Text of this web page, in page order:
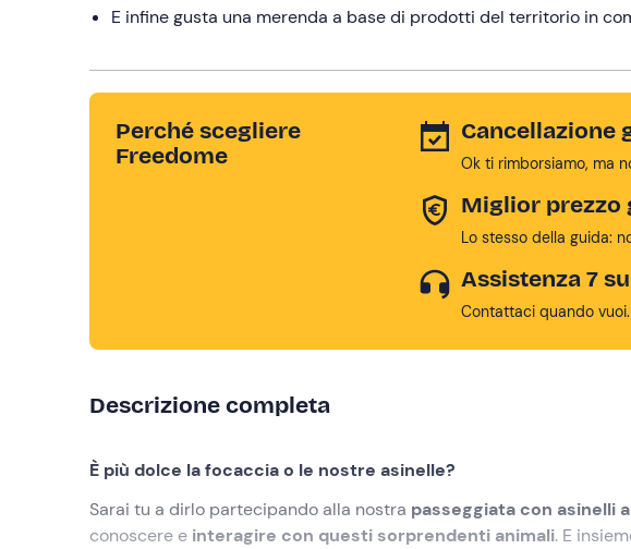
E infine gusta una merenda a base di prodotti del territorio in
Perché scegliere
Freedome
Cancellazione
Ok ti rimborsiamo, ma
Miglior prezzo
Lo stesso della guida:
Assistenza 7
Contattaci quando
Descrizione completa
È più dolce la focaccia o le nostre asinelle?
Sarai tu a dirlo partecipando alla nostra passeggiata con asinelli
conoscere e interagire con questi sorprendenti animali. E